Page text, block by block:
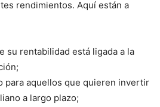
rendimientos. Aquí están a
su rentabilidad está ligada a la
para aquellos que quieren invertir
a largo plazo;